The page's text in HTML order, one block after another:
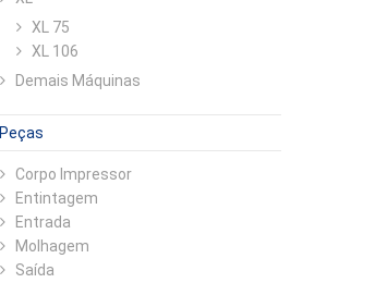
XL 75
XL 106
Demais Máquinas
Peças
Corpo Impressor
Entintagem
Entrada
Molhagem
Saída